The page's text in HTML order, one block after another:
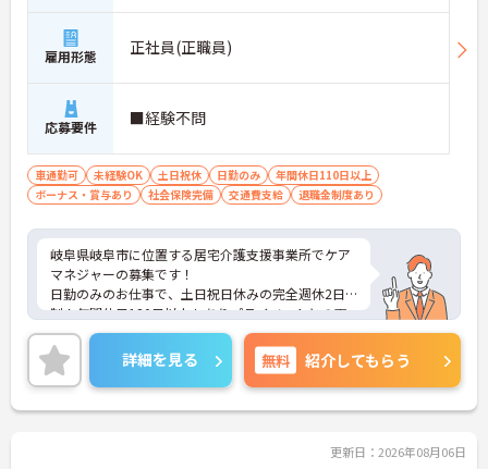
雇用形態 正社員(正職員)
応募要件 ■経験不問
車通勤可 未経験OK 土日祝休 日勤のみ
年間休日110日以上
ボーナス・賞与あり
社会保険完備 交通費支給 退職金制度あり
岐阜県岐阜市に位置する居宅介護支援事業所でケア
マネジャーの募集です！
日勤のみのお仕事で、土日祝日休みの完全週休2日
制！年間休日120日以上もありプライベートとの両
立を目指す方におすすめの環境です◎昇給や賞与制
度があり、頑張りが評価されてしっかりと還元され
ます。フォロー体制もあり、経験に関わらず安心し
てスタートできます。
こちらの求人にご興味がございましたら面接のポイ
詳細を見る 無料 紹介してもらう
更新日：2026年08月06日